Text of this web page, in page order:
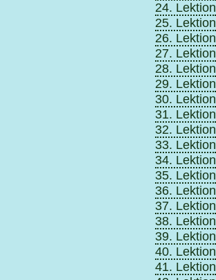
24. Lektion
25. Lektion
26. Lektion
27. Lektion
28. Lektion
29. Lektion
30. Lektion
31. Lektion
32. Lektion
33. Lektion
34. Lektion
35. Lektion
36. Lektion
37. Lektion
38. Lektion
39. Lektion
40. Lektion
41. Lektion